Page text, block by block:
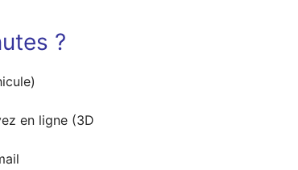
?
en ligne (3D